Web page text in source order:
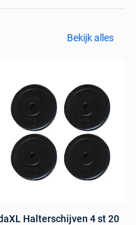
Bekijk alles
Halterschijven 4 st 20